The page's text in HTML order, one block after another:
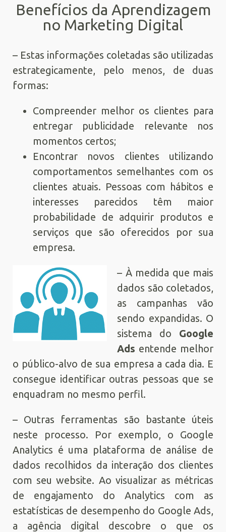
Benefícios da Aprendizagem
no Marketing Digital
– Estas informações coletadas são utilizadas
estrategicamente, pelo menos, de duas
formas:
Compreender melhor os clientes para
entregar publicidade relevante nos
momentos certos;
Encontrar novos clientes utilizando
comportamentos semelhantes com os
clientes atuais. Pessoas com hábitos e
interesses parecidos têm maior
probabilidade de adquirir produtos e
serviços que são oferecidos por sua
empresa.
– À medida que mais
dados são coletados,
as campanhas vão
sendo expandidas. O
sistema do Google
Ads entende melhor
o público-alvo de sua empresa a cada dia. E
consegue identificar outras pessoas que se
enquadram no mesmo perfil.
– Outras ferramentas são bastante úteis
neste processo. Por exemplo, o Google
Analytics é uma plataforma de análise de
dados recolhidos da interação dos clientes
com seu website. Ao visualizar as métricas
de engajamento do Analytics com as
estatísticas de desempenho do Google Ads,
a agência digital descobre o que os